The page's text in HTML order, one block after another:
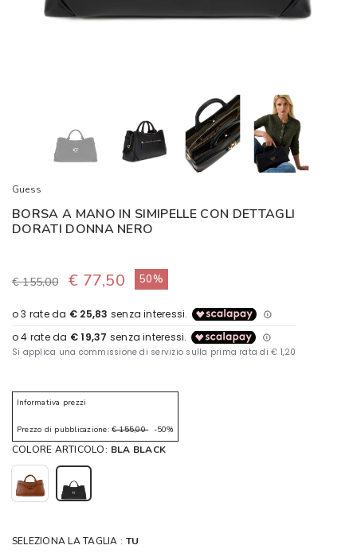
Guess
BORSA A MANO IN SIMIPELLE CON DETTAGLI
DORATI DONNA NERO
€ 155,00 € 77,50 50%
Informativa prezzi
Prezzo di pubblicazione: € 155,00-50%
COLORE ARTICOLO: BLA BLACK
SELEZIONA LA TAGLIA : TU